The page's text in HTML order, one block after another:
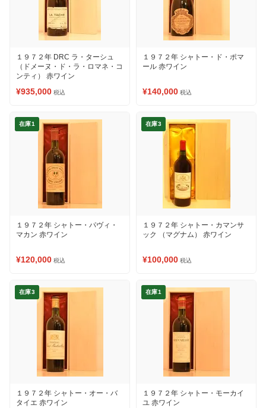
１９７２年 DRC ラ・ターシュ
（ドメーヌ・ド・ラ・ロマネ・コ
ンティ） 赤ワイン
¥935,000 税込
１９７２年 シャトー・ド・ポマ
ール 赤ワイン
¥140,000 税込
在庫1
１９７２年 シャトー・パヴィ・
マカン 赤ワイン
¥120,000 税込
在庫3
１９７２年 シャトー・カマンサ
ック （マグナム） 赤ワイン
¥100,000 税込
在庫3
１９７２年 シャトー・オー・バ
タイエ 赤ワイン
在庫1
１９７２年 シャトー・モーカイ
ユ 赤ワイン